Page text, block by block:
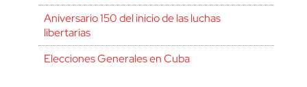
Aniversario 150 del inicio de las luchas
libertarias
Elecciones Generales en Cuba